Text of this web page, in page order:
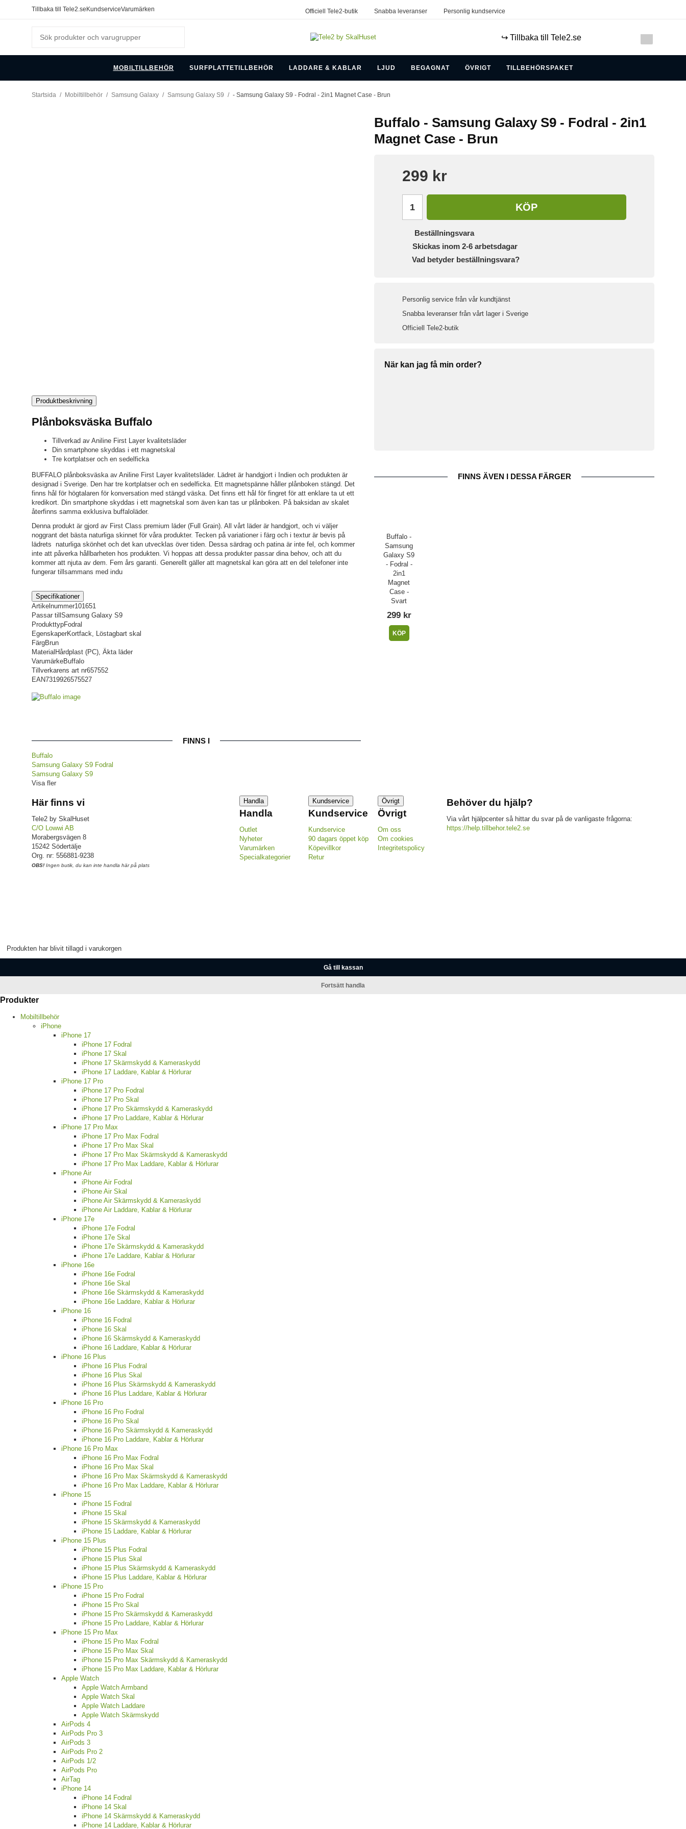
Tillbaka till Tele2.se KundserviceVarumärken Officiell Tele2-butik Snabba leveranser Personlig kundservice
↪️ Tillbaka till Tele2.se
MOBILTILLBEHÖR SURFPLATTETILLBEHÖR LADDARE & KABLAR LJUD BEGAGNAT ÖVRIGT TILLBEHÖRSPAKET
Startsida / Mobiltillbehör / Samsung Galaxy / Samsung Galaxy S9 / - Samsung Galaxy S9 - Fodral - 2in1 Magnet Case - Brun
Buffalo - Samsung Galaxy S9 - Fodral - 2in1
Magnet Case - Brun
299 kr
KÖP
Beställningsvara
Skickas inom 2-6 arbetsdagar
Vad betyder beställningsvara?
Personlig service från vår kundtjänst
Snabba leveranser från vårt lager i Sverige
Officiell Tele2-butik
När kan jag få min order?
FINNS ÄVEN I DESSA FÄRGER
Buffalo -
Samsung
Galaxy S9
- Fodral -
2in1
Magnet
Case -
Svart
299 kr
KÖP
Produktbeskrivning
Plånboksväska Buffalo
Tillverkad av Aniline First Layer kvalitetsläder
Din smartphone skyddas i ett magnetskal
Tre kortplatser och en sedelficka
BUFFALO plånboksväska av Aniline First Layer kvalitetsläder. Lädret är handgjort i Indien och produkten är
designad i Sverige. Den har tre kortplatser och en sedelficka. Ett magnetspänne håller plånboken stängd. Det
finns hål för högtalaren för konversation med stängd väska. Det finns ett hål för fingret för att enklare ta ut ett
kredikort. Din smartphone skyddas i ett magnetskal som även kan tas ur plånboken. På baksidan av skalet
återfinns samma exklusiva buffaloläder.
Denna produkt är gjord av First Class premium läder (Full Grain). All vårt läder är handgjort, och vi väljer
noggrant det bästa naturliga skinnet för våra produkter. Tecken på variationer i färg och i textur är bevis på
lädrets naturliga skönhet och det kan utvecklas över tiden. Dessa särdrag och patina är inte fel, och kommer
inte att påverka hållbarheten hos produkten. Vi hoppas att dessa produkter passar dina behov, och att du
kommer att njuta av dem. Fem års garanti. Generellt gäller att magnetskal kan göra att en del telefoner inte
fungerar tillsammans med indu
Specifikationer
Artikelnummer101651
Passar till Samsung Galaxy S9
ProdukttypFodral
EgenskaperKortfack, Löstagbart skal
FärgBrun
Material Hårdplast (PC), Äkta läder
VarumärkeBuffalo
Tillverkarens art nr657552
EAN7319926575527
FINNS I
Buffalo
Samsung Galaxy S9 Fodral
Samsung Galaxy S9
Visa fler
Här finns vi
Tele2 by SkalHuset
C/O Lowwi AB
Morabergsvägen 8
15242 Södertälje
Org. nr: 556881-9238
OBS! Ingen butik, du kan inte handla här på plats
Handla
Handla
Outlet
Nyheter
Varumärken
Specialkategorier
Kundservice
Kundservice
Kundservice
90 dagars öppet köp
Köpevillkor
Retur
Övrigt
Övrigt
Om oss
Om cookies
Integritetspolicy
Behöver du hjälp?
Via vårt hjälpcenter så hittar du svar på de vanligaste frågorna:
https://help.tillbehor.tele2.se
Produkten har blivit tillagd i varukorgen
Gå till kassan
Fortsätt handla
Produkter
Mobiltillbehör
iPhone
iPhone 17
iPhone 17 Fodral
iPhone 17 Skal
iPhone 17 Skärmskydd & Kameraskydd
iPhone 17 Laddare, Kablar & Hörlurar
iPhone 17 Pro
iPhone 17 Pro Fodral
iPhone 17 Pro Skal
iPhone 17 Pro Skärmskydd & Kameraskydd
iPhone 17 Pro Laddare, Kablar & Hörlurar
iPhone 17 Pro Max
iPhone 17 Pro Max Fodral
iPhone 17 Pro Max Skal
iPhone 17 Pro Max Skärmskydd & Kameraskydd
iPhone 17 Pro Max Laddare, Kablar & Hörlurar
iPhone Air
iPhone Air Fodral
iPhone Air Skal
iPhone Air Skärmskydd & Kameraskydd
iPhone Air Laddare, Kablar & Hörlurar
iPhone 17e
iPhone 17e Fodral
iPhone 17e Skal
iPhone 17e Skärmskydd & Kameraskydd
iPhone 17e Laddare, Kablar & Hörlurar
iPhone 16e
iPhone 16e Fodral
iPhone 16e Skal
iPhone 16e Skärmskydd & Kameraskydd
iPhone 16e Laddare, Kablar & Hörlurar
iPhone 16
iPhone 16 Fodral
iPhone 16 Skal
iPhone 16 Skärmskydd & Kameraskydd
iPhone 16 Laddare, Kablar & Hörlurar
iPhone 16 Plus
iPhone 16 Plus Fodral
iPhone 16 Plus Skal
iPhone 16 Plus Skärmskydd & Kameraskydd
iPhone 16 Plus Laddare, Kablar & Hörlurar
iPhone 16 Pro
iPhone 16 Pro Fodral
iPhone 16 Pro Skal
iPhone 16 Pro Skärmskydd & Kameraskydd
iPhone 16 Pro Laddare, Kablar & Hörlurar
iPhone 16 Pro Max
iPhone 16 Pro Max Fodral
iPhone 16 Pro Max Skal
iPhone 16 Pro Max Skärmskydd & Kameraskydd
iPhone 16 Pro Max Laddare, Kablar & Hörlurar
iPhone 15
iPhone 15 Fodral
iPhone 15 Skal
iPhone 15 Skärmskydd & Kameraskydd
iPhone 15 Laddare, Kablar & Hörlurar
iPhone 15 Plus
iPhone 15 Plus Fodral
iPhone 15 Plus Skal
iPhone 15 Plus Skärmskydd & Kameraskydd
iPhone 15 Plus Laddare, Kablar & Hörlurar
iPhone 15 Pro
iPhone 15 Pro Fodral
iPhone 15 Pro Skal
iPhone 15 Pro Skärmskydd & Kameraskydd
iPhone 15 Pro Laddare, Kablar & Hörlurar
iPhone 15 Pro Max
iPhone 15 Pro Max Fodral
iPhone 15 Pro Max Skal
iPhone 15 Pro Max Skärmskydd & Kameraskydd
iPhone 15 Pro Max Laddare, Kablar & Hörlurar
Apple Watch
Apple Watch Armband
Apple Watch Skal
Apple Watch Laddare
Apple Watch Skärmskydd
AirPods 4
AirPods Pro 3
AirPods 3
AirPods Pro 2
AirPods 1/2
AirPods Pro
AirTag
iPhone 14
iPhone 14 Fodral
iPhone 14 Skal
iPhone 14 Skärmskydd & Kameraskydd
iPhone 14 Laddare, Kablar & Hörlurar